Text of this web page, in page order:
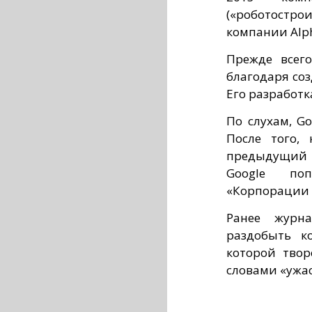
компании
Прежде
благодаря
Его
По слухам,
После того,
Google
«Корпорации
Ранее
раздобыть
которой
словами